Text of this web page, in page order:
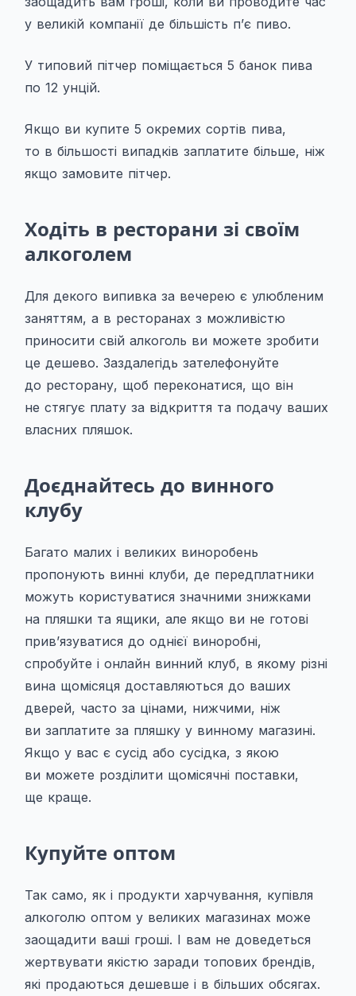
у великій компанії де більшість п’є пиво.
У типовий пітчер поміщається 5 банок пива
по 12 унцій.
Якщо ви купите 5 окремих сортів пива,
то в більшості випадків заплатите більше, ніж
якщо замовите пітчер.
Ходіть в ресторани зі своїм
алкоголем
Для декого випивка за вечерею є улюбленим
заняттям, а в ресторанах з можливістю
приносити свій алкоголь ви можете зробити
це дешево. Заздалегідь зателефонуйте
до ресторану, щоб переконатися, що він
не стягує плату за відкриття та подачу ваших
власних пляшок.
Доєднайтесь до винного
клубу
Багато малих і великих виноробень
пропонують винні клуби, де передплатники
можуть користуватися значними знижками
на пляшки та ящики, але якщо ви не готові
прив’язуватися до однієї виноробні,
спробуйте і онлайн винний клуб, в якому різні
вина щомісяця доставляються до ваших
дверей, часто за цінами, нижчими, ніж
ви заплатите за пляшку у винному магазині.
Якщо у вас є сусід або сусідка, з якою
ви можете розділити щомісячні поставки,
ще краще.
Купуйте оптом
Так само, як і продукти харчування, купівля
алкоголю оптом у великих магазинах може
заощадити ваші гроші. І вам не доведеться
жертвувати якістю заради топових брендів,
які продаються дешевше і в більших обсягах.